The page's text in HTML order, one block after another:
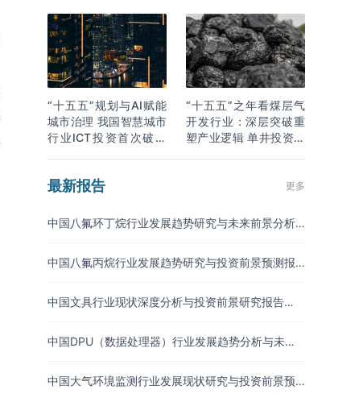
“十五五”规划与AI赋能
城市治理 我国智慧城市
行业ICT投资首次破万
“十五五”之年看煤层气
开发行业：深层突破重
塑产业逻辑 单井投资成
最新报告 更多
中国八氟环丁烷行业发展趋势研究与未来前景分析
中国八氟丙烷行业发展趋势研究与投资前景预测报
中国文具行业现状深度分析与投资前景研究报告
中国DPU（数据处理器）行业发展趋势分析与未来
中国大气环境监测行业发展现状研究与投资前景预